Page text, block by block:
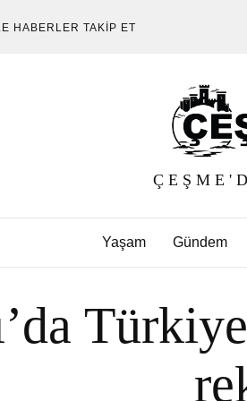
HABERLER TAKIP ET
Yaşam Gündem